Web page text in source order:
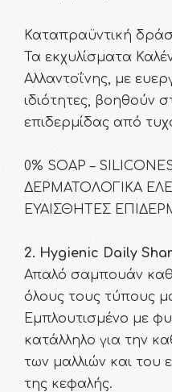
Καταπραϋντική
Τα εκχυλίσματα
Αλλαντοΐνης, με
ιδιότητες, βοηθούν
επιδερμίδας από
0% SOAP –
ΔΕΡΜΑΤΟΛΟΓΙΚΑ
ΕΥΑΙΣΘΗΤΕΣ
2. Hygienic Daily
Απαλό σαμπουάν
όλους τους τύπους
Εμπλουτισμένο με
κατάλληλο για την
των μαλλιών και του
της κεφαλής.